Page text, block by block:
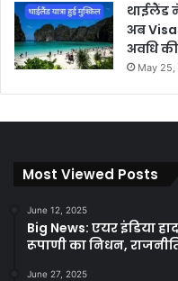
थाईलैंड
अब
अवधि
May
Most Viewed Posts
June 12, 2025
Big News: एयर इंडिया
रूपाणी का निधन,
June 27, 2025